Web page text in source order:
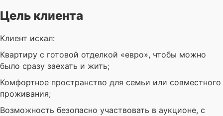
Цель клиента
Клиент искал:
Квартиру с готовой отделкой «евро», чтобы можно
было сразу заехать и жить;
Комфортное пространство для семьи или совместного
проживания;
Возможность безопасно участвовать в аукционе, с